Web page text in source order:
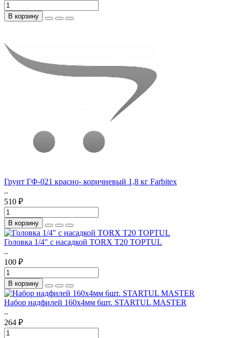
В корзину
Грунт ГФ-021 красно- коричневый 1,8 кг Farbitex
..
510 ₽
В корзину
Головка 1/4" с насадкой TORX T20 TOPTUL
..
100 ₽
В корзину
Набор надфилей 160х4мм 6шт. STARTUL MASTER
..
264 ₽